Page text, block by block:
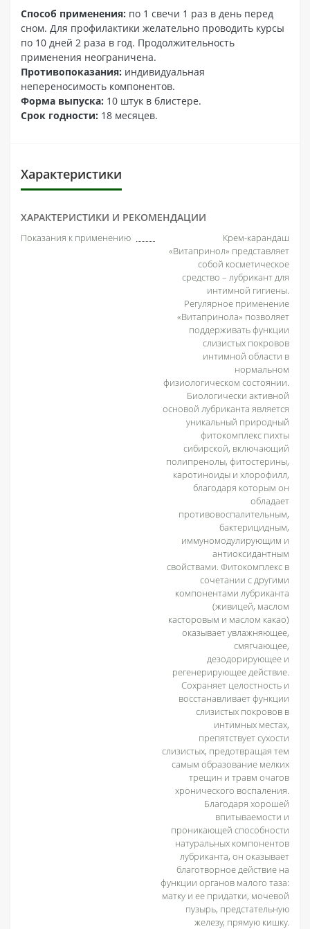
Способ применения: по 1 свечи 1 раз в день перед
сном. Для профилактики желательно проводить курсы
по 10 дней 2 раза в год. Продолжительность
применения неограничена.
Противопоказания: индивидуальная
непереносимость компонентов.
Форма выпуска: 10 штук в блистере.
Срок годности: 18 месяцев.
Характеристики
ХАРАКТЕРИСТИКИ И РЕКОМЕНДАЦИИ
Показания к применению
Крем-карандаш
«Витапринол» представляет
собой косметическое
средство – лубрикант для
интимной гигиены.
Регулярное применение
«Витапринола» позволяет
поддерживать функции
слизистых покровов
интимной области в
нормальном
физиологическом состоянии.
Биологически активной
основой лубриканта является
уникальный природный
фитокомплекс пихты
сибирской, включающий
полипренолы, фитостерины,
каротиноиды и хлорофилл,
благодаря которым он
обладает
противовоспалительным,
бактерицидным,
иммуномодулирующим и
антиоксидантным
свойствами. Фитокомплекс в
сочетании с другими
компонентами лубриканта
(живицей, маслом
касторовым и маслом какао)
оказывает увлажняющее,
смягчающее,
дезодорирующее и
регенерирующее действие.
Сохраняет целостность и
восстанавливает функции
слизистых покровов в
интимных местах,
препятствует сухости
слизистых, предотвращая тем
самым образование мелких
трещин и травм очагов
хронического воспаления.
Благодаря хорошей
впитываемости и
проникающей способности
натуральных компонентов
лубриканта, он оказывает
благотворное действие на
функции органов малого таза:
матку и ее придатки, мочевой
пузырь, предстательную
железу, прямую кишку.